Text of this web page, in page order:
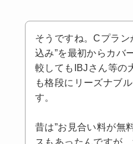
そうですね。Cプラン
込み”を最初からカバ
較してもIBJさん等の
も格段にリーズナブ
す。
昔は”お見合い料が無
スもあったんですが